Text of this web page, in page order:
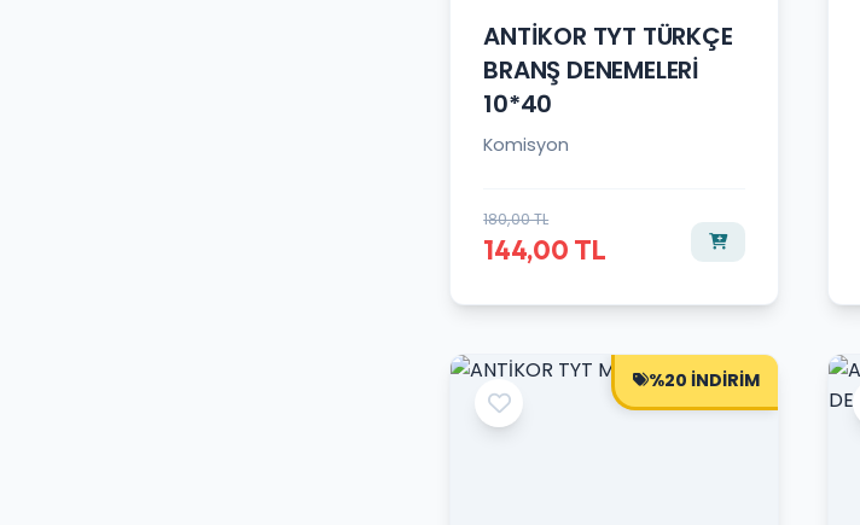
ANTİKOR TYT TÜRKÇE
BRANŞ DENEMELERİ
10*40
Komisyon
180,00 TL
144,00 TL
%20 İNDİRİM